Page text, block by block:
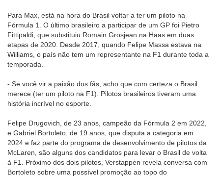
Para Max, está na hora do Brasil voltar a ter um piloto na
Fórmula 1. O último brasileiro a participar de um GP foi Pietro
Fittipaldi, que substituiu Romain Grosjean na Haas em duas
etapas de 2020. Desde 2017, quando Felipe Massa estava na
Williams, o país não tem um representante na F1 durante toda a
temporada.
- Se você vir a paixão dos fãs, acho que com certeza o Brasil
merece (ter um piloto na F1). Pilotos brasileiros tiveram uma
história incrível no esporte.
Felipe Drugovich, de 23 anos, campeão da Fórmula 2 em 2022,
e Gabriel Bortoleto, de 19 anos, que disputa a categoria em
2024 e faz parte do programa de desenvolvimento de pilotos da
McLaren, são alguns dos candidatos para levar o Brasil de volta
à F1. Próximo dos dois pilotos, Verstappen revela conversa com
Bortoleto sobre uma possível promoção ao topo do